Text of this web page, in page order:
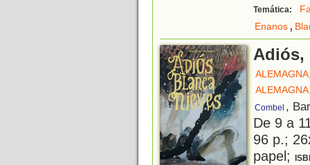
Temática:
Enanos,
Adiós,
Combel ,
De 9 a
96 p.;
papel;